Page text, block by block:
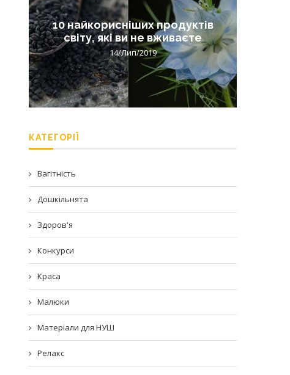
10 найкорисніших продуктів
світу, які ви не вживаєте
14/Лип/2019
КАТЕГОРІЇ
Вагітність
Дошкільнята
Здоров'я
Конкурси
Краса
Малюки
Матеріали для НУШ
Релакс